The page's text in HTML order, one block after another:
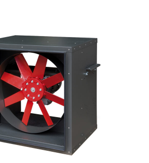
DETAILS